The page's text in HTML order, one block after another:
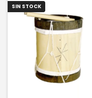
SIN STOCK